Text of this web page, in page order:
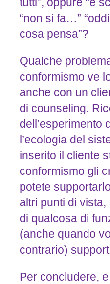
tutti”, oppure “è
“non si fa…”
cosa pensa”?
Qualche
conformismo ve
anche con un
di counseling.
dell’esperimento
l’ecologia del
inserito il cliente
conformismo gli
potete
altri punti di
di qualcosa di
(anche quando
contrario)
Per concludere,